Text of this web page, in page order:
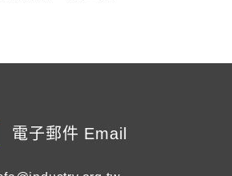
電子郵件 Email